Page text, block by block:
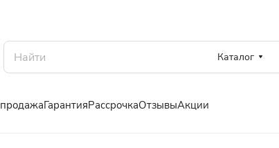
Каталог
ГарантияРассрочкаОтзывыАкции